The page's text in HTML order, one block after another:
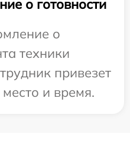
о готовности
о
техники
привезет
и время.